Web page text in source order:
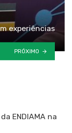
experiências
PRÓXIMO
ENDIAMA na